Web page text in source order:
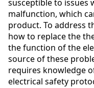
susceptible to issues
malfunction, which
product. To address
how to replace the
the function of the
source of these
requires knowledge
electrical safety